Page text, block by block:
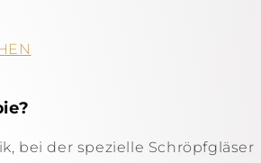
bei der spezielle Schröpfgläser